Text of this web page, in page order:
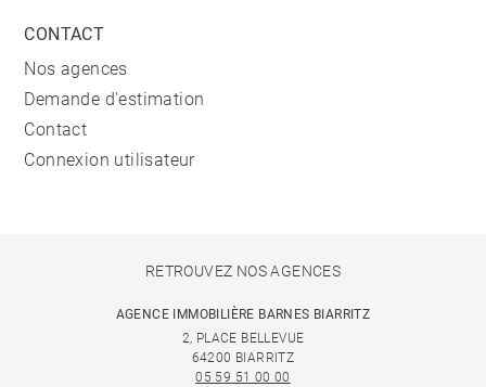
CONTACT
Nos agences
Demande d'estimation
Contact
Connexion utilisateur
RETROUVEZ NOS AGENCES
AGENCE IMMOBILIÈRE BARNES BIARRITZ
2, PLACE BELLEVUE
64200 BIARRITZ
05 59 51 00 00